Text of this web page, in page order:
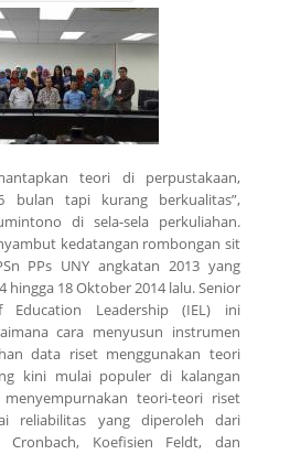
teori di perpustakaan,
bulan tapi kurang berkualitas”,
di sela-sela perkuliahan.
kedatangan rombongan sit
PPs UNY angkatan 2013 yang
hingga 18 Oktober 2014 lalu. Senior
Leadership (IEL) ini
cara menyusun instrumen
data riset menggunakan teori
kini mulai populer di kalangan
teori-teori riset
reliabilitas yang diperoleh dari
Cronbach, Koefisien Feldt, dan